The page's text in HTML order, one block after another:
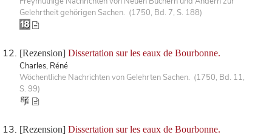
Gelehrtheit gehörigen Sachen. (1750, Bd. 7, S. 188)
[Rezension] Dissertation sur les eaux de Bourbonne.
Charles, Réné
Wöchentliche Nachrichten von Gelehrten Sachen. (1750, Bd. 11,
S. 99)
[Rezension] Dissertation sur les eaux de Bourbonne.